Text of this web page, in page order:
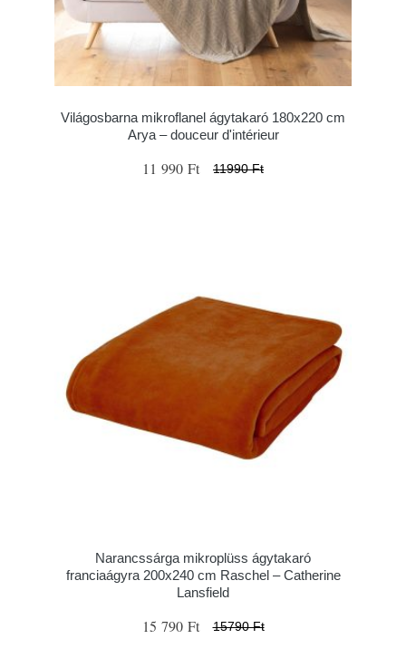
Világosbarna mikroflanel ágytakaró 180x220 cm
Arya – douceur d'intérieur
11 990 Ft 11990 Ft
Narancssárga mikroplüss ágytakaró
franciaágyra 200x240 cm Raschel – Catherine
Lansfield
15 790 Ft 15790 Ft